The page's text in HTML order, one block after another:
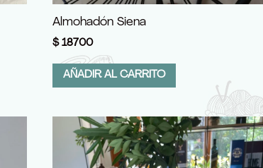
Almohadón Siena
$18700
AÑADIR AL CARRITO